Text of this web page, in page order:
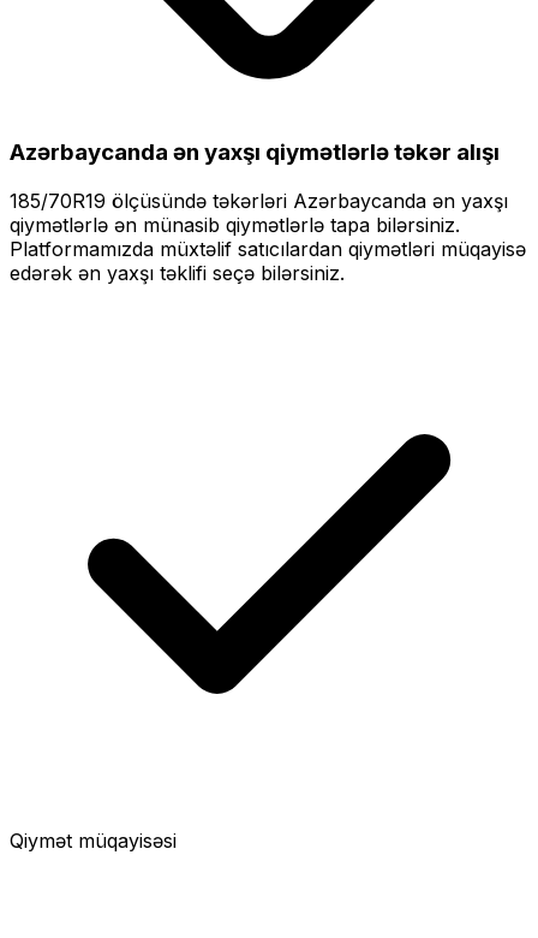
Azərbaycanda ən yaxşı qiymətlərlətəkər alışı
185/70R19 ölçüsündə təkərləri Azərbaycanda ən yaxşı
qiymətlərlə ən münasib qiymətlərlə tapa bilərsiniz.
Platformamızda müxtəlif satıcılardan qiymətləri müqayisə
edərək ən yaxşı təklifi seçə bilərsiniz.
Qiymət müqayisəsi